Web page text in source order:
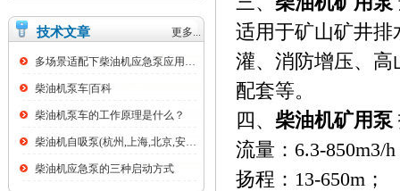
技术文章 更多...
多场景适配下柴油机应急泵应用痛点与技术优...
柴油机泵车|百科
柴油机泵车的工作原理是什么？
柴油机自吸泵(杭州,上海,北京,安徽,全...
柴油机应急泵的三种启动方式
适用于矿山矿井
灌、消防增压、
配套等。
四、 柴油机矿用泵
流量：6.3-850m3/h
扬程：13-650m；